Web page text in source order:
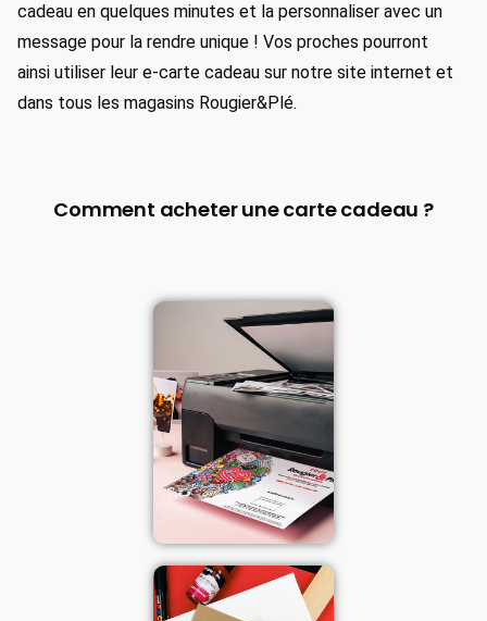
cadeau en quelques minutes et la personnaliser avec un
message pour la rendre unique ! Vos proches pourront
ainsi utiliser leur e-carte cadeau sur notre site internet et
dans tous les magasins Rougier&Plé.
Comment acheter une carte cadeau ?